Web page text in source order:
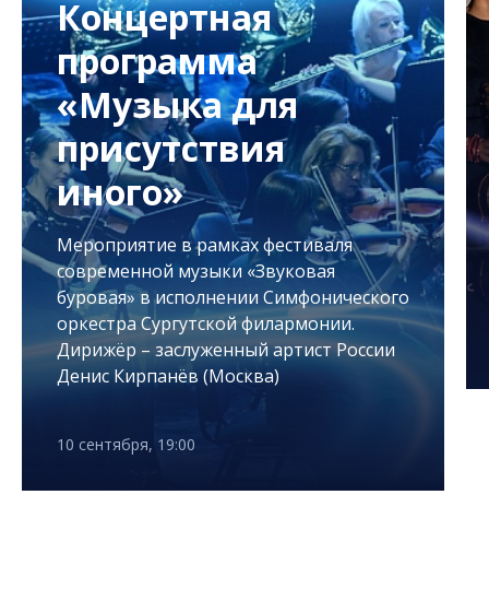
Концертная
программа
«Музыка для
присутствия
иного»
Мероприятие в рамках фестиваля
современной музыки «Звуковая
буровая» в исполнении Симфонического
оркестра Сургутской филармонии.
Дирижёр – заслуженный артист России
Денис Кирпанёв (Москва)
10 сентября, 19:00